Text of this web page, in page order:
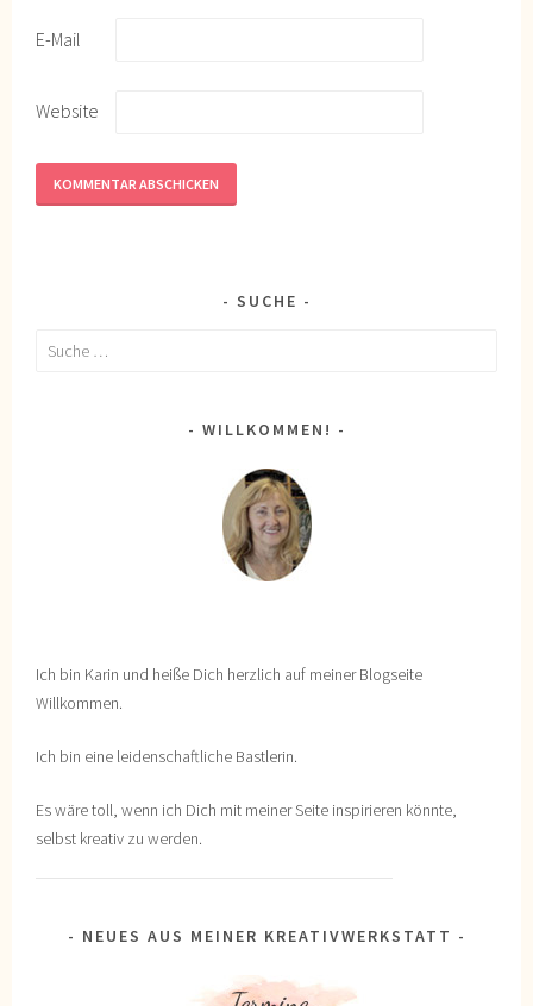
E-Mail
Website
SUCHE
Suche
WILLKOMMEN!
Ich bin Karin und heiße Dich herzlich auf meiner Blogseite
Willkommen.
Ich bin eine leidenschaftliche Bastlerin.
Es wäre toll, wenn ich Dich mit meiner Seite inspirieren könnte,
selbst kreativ zu werden.
NEUES AUS MEINER KREATIVWERKSTATT